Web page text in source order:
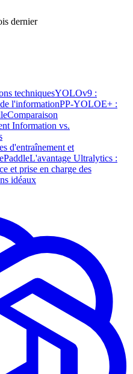
dernier
techniquesYOLOv9 :
l'informationPP-YOLOE+ :
Comparaison
Information vs.
d'entraînement et
L'avantage Ultralytics :
et prise en charge des
idéaux